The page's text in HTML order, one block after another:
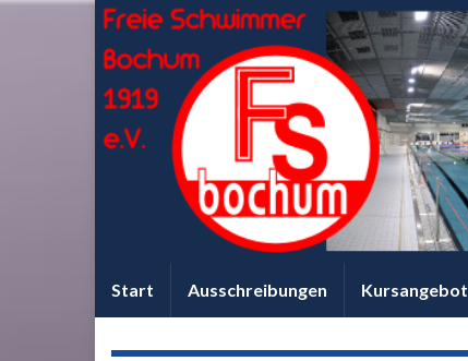
Start Ausschreibungen Kursangebot